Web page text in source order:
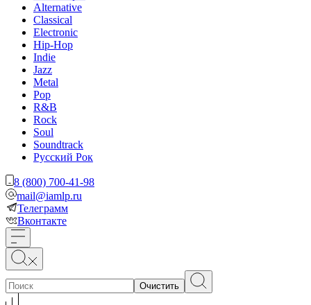
Alternative
Classical
Electronic
Hip-Hop
Indie
Jazz
Metal
Pop
R&B
Rock
Soul
Soundtrack
Русский Рок
8 (800) 700-41-98
mail@iamlp.ru
Телеграмм
Вконтакте
Очистить